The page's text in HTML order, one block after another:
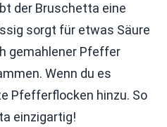
der Bruschetta eine
sorgt für etwas Säure
gemahlener Pfeffer
Wenn du es
Pfefferflocken hinzu. So
einzigartig!